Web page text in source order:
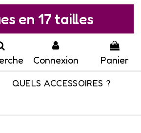
en 17 tailles
Connexion Panier
QUELS ACCESSOIRES ?